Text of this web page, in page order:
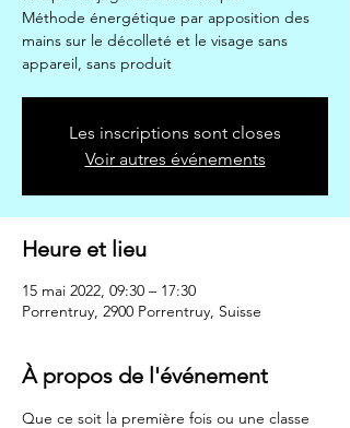
Méthode énergétique par apposition des
mains sur le décolleté et le visage sans
appareil, sans produit
Les inscriptions sont closes
Voir autres événements
Heure et lieu
15 mai 2022, 09:30 – 17:30
Porrentruy, 2900 Porrentruy, Suisse
À propos de l'événement
Que ce soit la première fois ou une classe